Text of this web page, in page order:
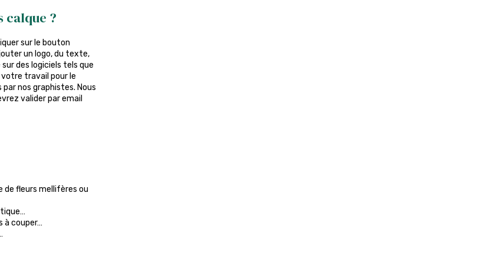
calque ?
sur le bouton
un logo, du texte,
des logiciels tels que
votre travail pour le
nos graphistes. Nous
valider par email
de fleurs mellifères ou
à couper…